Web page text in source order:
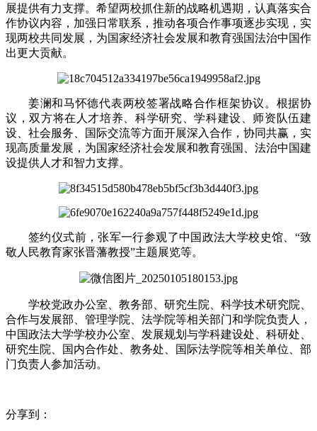
展提供有力支撑。希望两校抓住新的战略机遇期，认真落实合
作协议内容，加强日常联系，推动各项合作事项逐步实现，实
现两校共同发展，为国家经济社会发展和教育强国法治中国作
出更大贡献。
姜澜和马怀德代表两校签署战略合作框架协议。根据协
议，双方将在人才培养、科学研究、学科建设、师资队伍建
设、社会服务、国际交流等方面开展深入合作，协同共赢，实
现高质量发展，为国家经济社会发展和教育强国、法治中国建
设提供人才和智力支撑。
签约仪式前，张军一行参观了中国政法大学校史馆、“致
敬人民教育家张晋藩教授”主题展览等。
学校党政办公室、教务部、研究生院、科学技术研究院、
合作与发展部、管理学院、法学院等相关部门和学院负责人，
中国政法大学学校办公室、发展规划与学科建设处、科研处、
研究生院、国内合作处、教务处、国际法学院等相关单位、部
门负责人参加活动。
分享到：